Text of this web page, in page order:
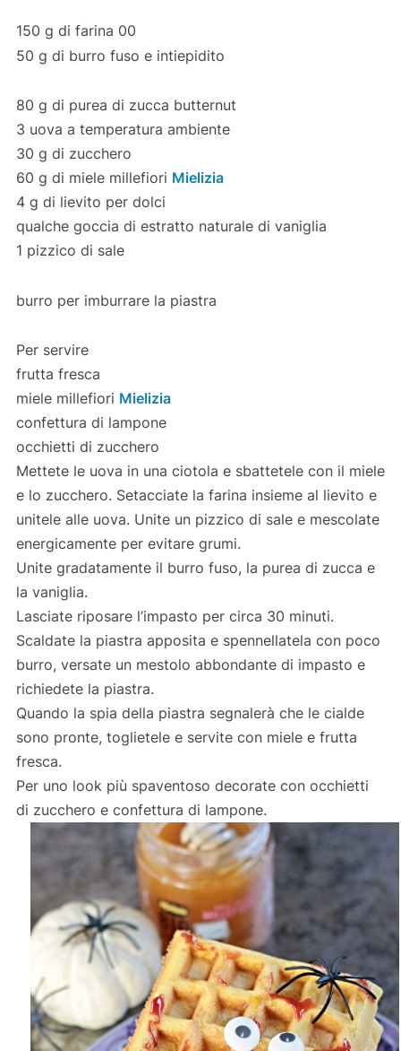
150 g di farina 00
50 g di burro fuso e intiepidito
80 g di purea di zucca butternut
3 uova a temperatura ambiente
30 g di zucchero
60 g di miele millefiori Mielizia
4 g di lievito per dolci
qualche goccia di estratto naturale di vaniglia
1 pizzico di sale
burro per imburrare la piastra
Per servire
frutta fresca
miele millefiori Mielizia
confettura di lampone
occhietti di zucchero
Mettete le uova in una ciotola e sbattetele con il miele
e lo zucchero. Setacciate la farina insieme al lievito e
unitele alle uova. Unite un pizzico di sale e mescolate
energicamente per evitare grumi.
Unite gradatamente il burro fuso, la purea di zucca e
la vaniglia.
Lasciate riposare l’impasto per circa 30 minuti.
Scaldate la piastra apposita e spennellatela con poco
burro, versate un mestolo abbondante di impasto e
richiedete la piastra.
Quando la spia della piastra segnalerà che le cialde
sono pronte, toglietele e servite con miele e frutta
fresca.
Per uno look più spaventoso decorate con occhietti
di zucchero e confettura di lampone.